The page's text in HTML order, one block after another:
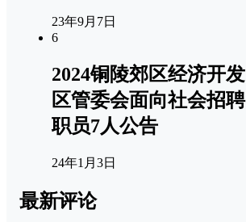
23年9月7日
6
2024铜陵郊区经济开发
区管委会面向社会招聘
职员7人公告
24年1月3日
最新评论